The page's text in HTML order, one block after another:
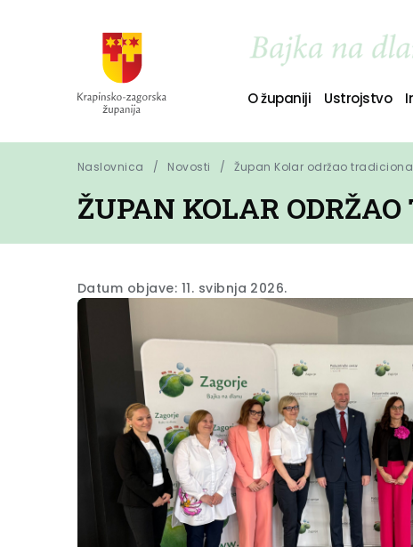
O županiji Ustrojstvo
Naslovnica Novosti Župan Kolar održao
ŽUPAN KOLAR
Datum objave: 11. svibnja 2026.